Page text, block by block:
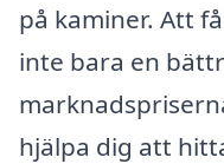
på kaminer. Att
inte bara en
hjälpa dig att